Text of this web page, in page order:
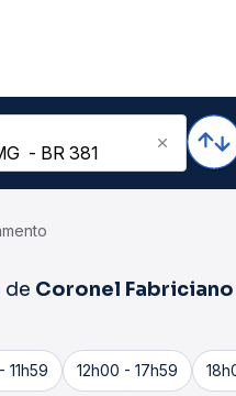
de Coronel Fabriciano
12h00 - 17h59